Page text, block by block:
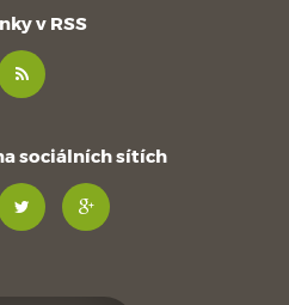
v RSS
sociálních sítích